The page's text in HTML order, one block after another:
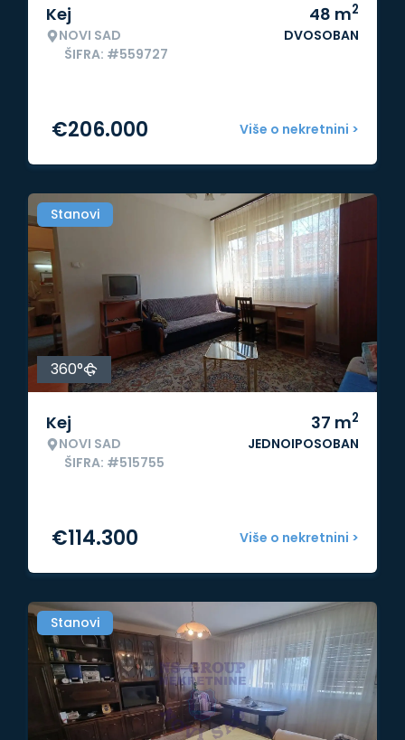
Kej
NOVI SAD
ŠIFRA: #559727
48 m2
DVOSOBAN
Više o nekretnini >
€206.000
Stanovi
360°
Kej
NOVI SAD
ŠIFRA: #515755
37 m2
JEDNOIPOSOBAN
Više o nekretnini >
€114.300
Stanovi